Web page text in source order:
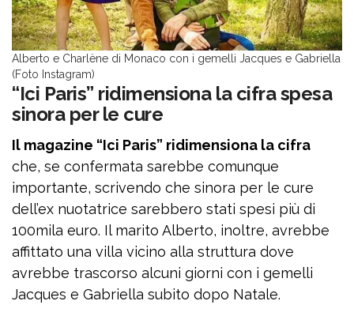
Alberto e Charlène di Monaco con i gemelli Jacques e Gabriella
(Foto Instagram)
“Ici Paris” ridimensiona la cifra spesa
sinora per le cure
Il magazine “Ici Paris” ridimensiona la cifra
che, se confermata sarebbe comunque
importante, scrivendo che sinora per le cure
dell’ex nuotatrice sarebbero stati spesi più di
100mila euro. Il marito Alberto, inoltre, avrebbe
affittato una villa vicino alla struttura dove
avrebbe trascorso alcuni giorni con i gemelli
Jacques e Gabriella subito dopo Natale.